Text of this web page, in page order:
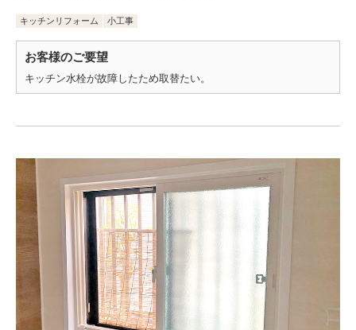
キッチンリフォーム 小工事
お客様のご要望
キッチン水栓が故障したため取替たい。